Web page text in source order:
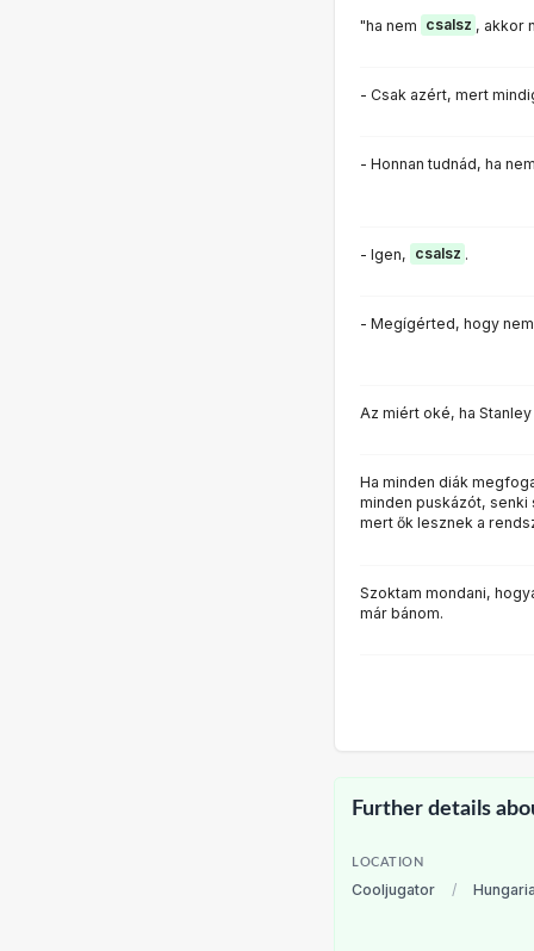
"ha nem csalsz , akkor
- Csak azért, mert
- Honnan tudnád, ha nem
- Igen, csalsz .
- Megígérted, hogy nem
Az miért oké, ha Stanley
Ha minden diák
minden puskázót,
mert ők lesznek a
Szoktam mondani,
már bánom.
Further details
LOCATION
Cooljugator /